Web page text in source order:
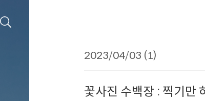
2023/04/03 (1)
꽃사진 수백장 : 찍기만